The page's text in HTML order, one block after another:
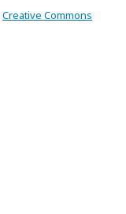
Creative Commons